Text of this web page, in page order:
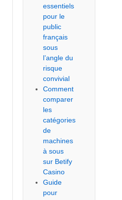
essentiels
pour le
public
français
sous
l’angle du
risque
convivial
Comment
comparer
les
catégories
de
machines
à sous
sur Betify
Casino
Guide
pour